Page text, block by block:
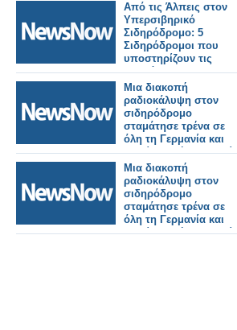
Από τις Άλπεις στον
Υπερσιβηρικό
Σιδηρόδρομο: 5
Σιδηρόδρομοι που
υποστηρίζουν τις
παγκόσμιες
εμπορευματικές
μεταφορές.
Μια διακοπή
ραδιοκάλυψη στον
σιδηρόδρομο
σταμάτησε τρένα σε
όλη τη Γερμανία και
κανείς δεν ήξερε γιατί.
Μια διακοπή
ραδιοκάλυψη στον
σιδηρόδρομο
σταμάτησε τρένα σε
όλη τη Γερμανία και
κανείς δεν ήξερε γιατί.